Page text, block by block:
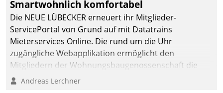
Smartwohnlich komfortabel
Die NEUE LÜBECKER erneuert ihr Mitglieder-
ServicePortal von Grund auf mit Datatrains
Mieterservices Online. Die rund um die Uhr
zugängliche Webapplikation ermöglicht den
Mitgliedern der Wohnungs­bau­genossenschaft die
Kontaktaufnahme per Smartphone, Tablet oder PC.
Andreas Lerchner